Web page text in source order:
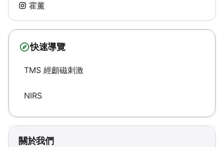
霍薰
快速導覽
TMS 經顱磁刺激
NIRS
關於我們